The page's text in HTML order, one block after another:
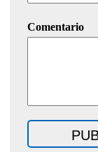
Comentario